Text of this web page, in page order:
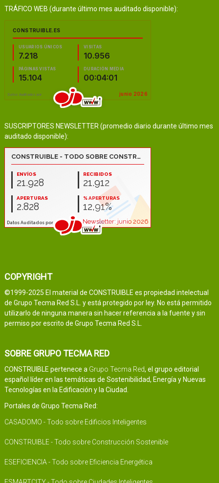
TRÁFICO WEB (durante último mes auditado disponible):
SUSCRIPTORES NEWSLETTER (promedio diario durante último mes
auditado disponible):
COPYRIGHT
©1999-2025 El material de CONSTRUIBLE es propiedad intelectual
de Grupo Tecma Red S.L. y está protegido por ley. No está permitido
utilizarlo de ninguna manera sin hacer referencia a la fuente y sin
permiso por escrito de Grupo Tecma Red S.L.
SOBRE GRUPO TECMA RED
CONSTRUIBLE pertenece a Grupo Tecma Red, el grupo editorial
español líder en las temáticas de Sostenibilidad, Energía y Nuevas
Tecnologías en la Edificación y la Ciudad.
Portales de Grupo Tecma Red:
CASADOMO - Todo sobre Edificios Inteligentes
CONSTRUIBLE - Todo sobre Construcción Sostenible
ESEFICIENCIA - Todo sobre Eficiencia Energética